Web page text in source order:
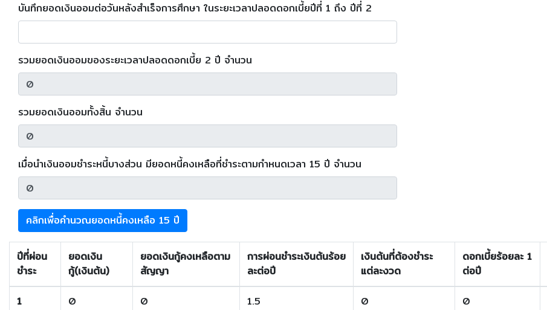
บันทึกยอดเงินออมต่อวันหลังสำเร็จการศึกษา ในระยะเวลาปลอดดอกเบี้ยปีที่ 1 ถึง ปีที่ 2
รวมยอดเงินออมของระยะเวลาปลอดดอกเบี้ย 2 ปี จำนวน
รวมยอดเงินออมทั้งสิ้น จำนวน
เมื่อนำเงินออมชำระหนี้บางส่วน มียอดหนี้คงเหลือที่ชำระตามกำหนดเวลา 15 ปี จำนวน
คลิกเพื่อคำนวณยอดหนี้คงเหลือ 15 ปี
ปีที่ผ่อน
ชำระ
ยอดเงิน
กู้(เงินต้น)
ยอดเงินกู้คงเหลือตาม
สัญญา
การผ่อนชำระเงินต้นร้อย
ละต่อปี
เงินต้นที่ต้องชำระ
แต่ละงวด
ดอกเบี้ยร้อยละ 1
ต่อปี
1
0 0 1.5 0 0